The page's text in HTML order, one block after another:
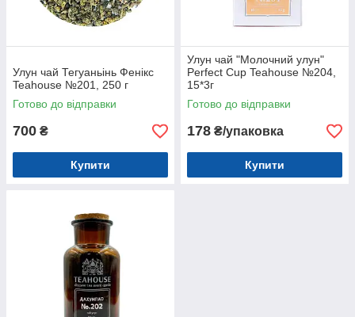
Улун чай Тегуаньінь Фенікс
Teahouse №201, 250 г
Готово до відправки
700 ₴
Купити
Улун чай "Молочний улун"
Perfect Cup Teahouse №204,
15*3г
Готово до відправки
178 ₴/упаковка
Купити